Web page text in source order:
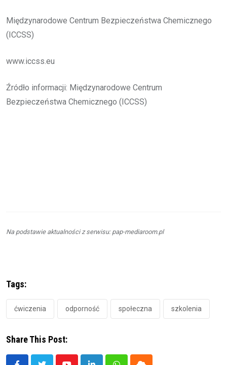
Międzynarodowe Centrum Bezpieczeństwa Chemicznego
(ICCSS)
www.iccss.eu
Źródło informacji: Międzynarodowe Centrum
Bezpieczeństwa Chemicznego (ICCSS)
Na podstawie aktualności z serwisu: pap-mediaroom.pl
Tags:
ćwiczenia odporność społeczna szkolenia
Share This Post: